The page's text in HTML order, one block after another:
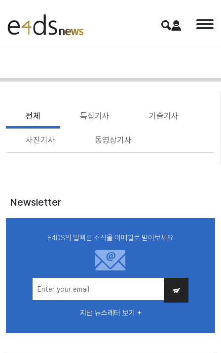
전체 특집기사 기술기사
사진기사 동영상기사
Newsletter
E4DS의 발빠른 소식을 이메일로 받아보세요
지난 뉴스레터 보기 +